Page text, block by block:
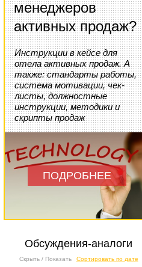
менеджеров
активных продаж?
Инструкции в кейсе для
отела активных продаж. А
также: стандарты работы,
система мотивации, чек-
листы, должностные
инструкции, методики и
скрипты продаж
ПОДРОБНЕЕ
Обсуждения-аналоги
Скрыть / Показать Сортировать по дате